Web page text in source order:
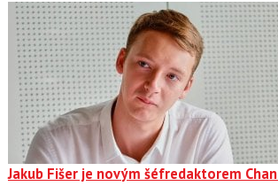
Jakub Fišer je novým šéfredaktorem